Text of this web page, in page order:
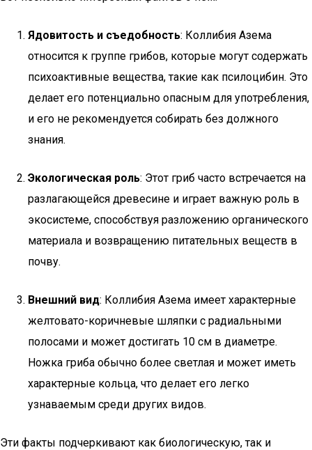
Ядовитость и съедобность: Коллибия Азема
относится к группе грибов, которые могут содержать
психоактивные вещества, такие как псилоцибин. Это
делает его потенциально опасным для употребления,
и его не рекомендуется собирать без должного
знания.
Экологическая роль: Этот гриб часто встречается на
разлагающейся древесине и играет важную роль в
экосистеме, способствуя разложению органического
материала и возвращению питательных веществ в
почву.
Внешний вид: Коллибия Азема имеет характерные
желтовато-коричневые шляпки с радиальными
полосами и может достигать 10 см в диаметре.
Ножка гриба обычно более светлая и может иметь
характерные кольца, что делает его легко
узнаваемым среди других видов.
Эти факты подчеркивают как биологическую, так и